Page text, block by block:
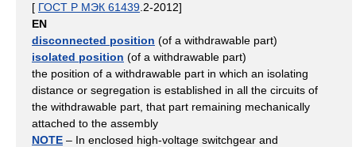
[ ГОСТ Р МЭК 61439 .2-2012]
EN
disconnected position (of a withdrawable part)
isolated position (of a withdrawable part)
the position of a withdrawable part in which an isolating
distance or segregation is established in all the circuits of
the withdrawable part, that part remaining mechanically
attached to the assembly
NOTE – In enclosed high-voltage switchgear and